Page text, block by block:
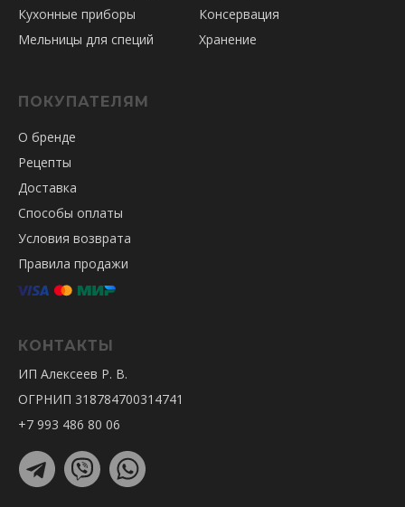
КОНТАКТЫ
ИП Алексеев Р. В.
ОГРНИП 318784700314741
+7 993 486 80 06
Кухонные приборы
Мельницы для специй
Консервация
Хранение
ПОКУПАТЕЛЯМ
О бренде
Рецепты
Доставка
Способы оплаты
Условия возврата
Правила продажи